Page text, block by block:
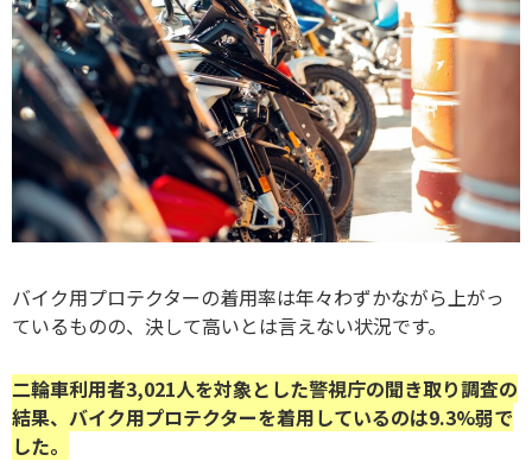
バイク用プロテクターの着用率は年々わずかながら上がっ
ているものの、決して高いとは言えない状況です。
二輪車利用者3,021人を対象とした警視庁の聞き取り調査の
結果、バイク用プロテクターを着用しているのは9.3%弱で
した。